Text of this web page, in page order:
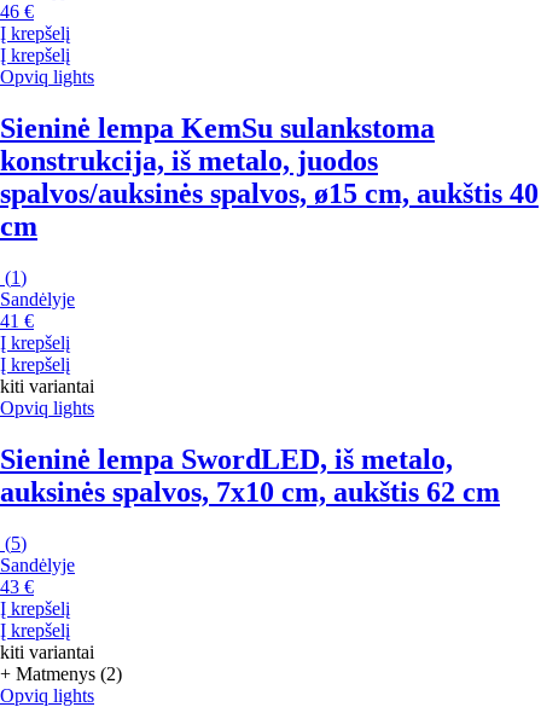
46 €
Į krepšelį
Į krepšelį
Opviq lights
Sieninė lempa KemSu sulankstoma
konstrukcija, iš metalo, juodos
spalvos/auksinės spalvos, ø15 cm, aukštis 40
cm
(1)
Sandėlyje
41 €
Į krepšelį
Į krepšelį
kiti variantai
Opviq lights
Sieninė lempa SwordLED, iš metalo,
auksinės spalvos, 7x10 cm, aukštis 62 cm
(5)
Sandėlyje
43 €
Į krepšelį
Į krepšelį
kiti variantai
+ Matmenys (2)
Opviq lights